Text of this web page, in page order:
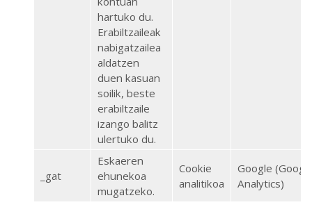
hartuko du.
Erabiltzaileak
nabigatzailea
aldatzen
duen kasuan
soilik, beste
erabiltzaile
izango balitz
ulertuko du.
_gat
Eskaeren
ehunekoa
mugatzeko.
Cookie
analitikoa
Google
Analytics)